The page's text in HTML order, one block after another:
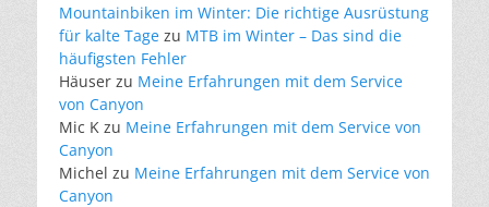
Mountainbiken im Winter: Die richtige Ausrüstung
für kalte Tage zu MTB im Winter – Das sind die
häufigsten Fehler
Häuser zu Meine Erfahrungen mit dem Service
von Canyon
Mic K zu Meine Erfahrungen mit dem Service von
Canyon
Michel zu Meine Erfahrungen mit dem Service von
Canyon